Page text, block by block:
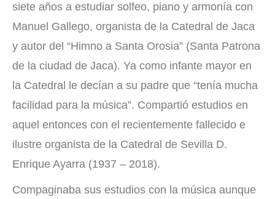
siete años a estudiar solfeo, piano y armonía con
Manuel Gallego, organista de la Catedral de Jaca
y autor del “Himno a Santa Orosia” (Santa Patrona
de la ciudad de Jaca). Ya como infante mayor en
la Catedral le decían a su padre que “tenía mucha
facilidad para la música”. Compartió estudios en
aquel entonces con el recientemente fallecido e
ilustre organista de la Catedral de Sevilla D.
Enrique Ayarra (1937 – 2018).
Compaginaba sus estudios con la música aunque